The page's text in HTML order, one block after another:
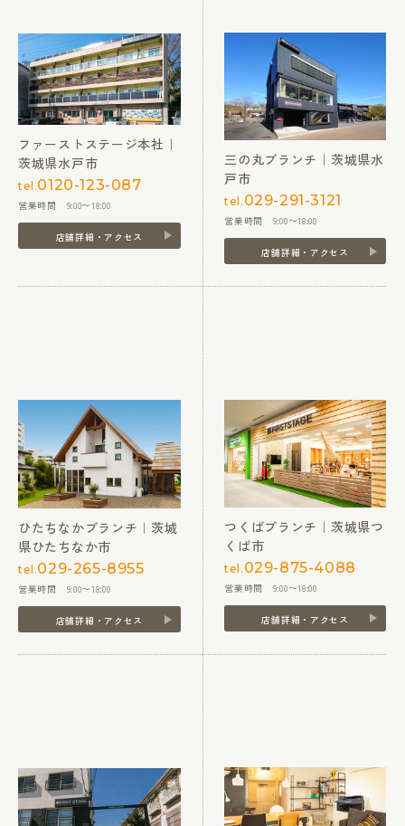
ファーストステージ本社｜
茨城県水戸市
tel.0120-123-087
営業時間 9:00〜18:00
店舗詳細・アクセス
三の丸ブランチ｜茨城県水
戸市
tel. 029-291-3121
営業時間 9:00〜18:00
店舗詳細・アクセス
ひたちなかブランチ｜茨城
県ひたちなか市
tel.029-265-8955
営業時間 9:00〜18:00
店舗詳細・アクセス
つくばブランチ｜茨城県つ
くば市
tel. 029-875-4088
営業時間 9:00〜18:00
店舗詳細・アクセス